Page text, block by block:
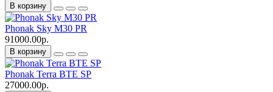
В корзину
Phonak Sky M30 PR
91000.00р.
В корзину
Phonak Terra BTE SP
27000.00р.